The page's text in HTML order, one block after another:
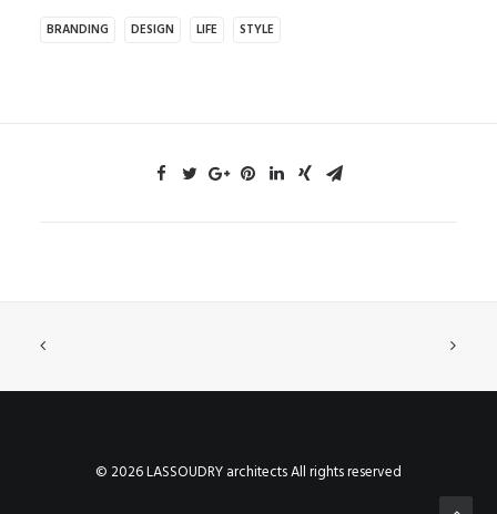
BRANDING DESIGN LIFE STYLE
© 2026 LASSOUDRY architects All rights reserved